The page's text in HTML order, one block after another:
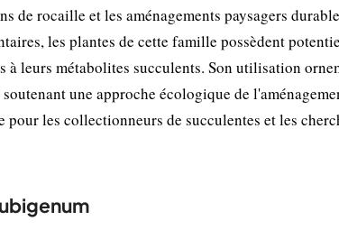
de rocaille et les aménagements paysagers
les plantes de cette famille possèdent
leurs métabolites succulents. Son utilisation
une approche écologique de
les collectionneurs de succulentes et les